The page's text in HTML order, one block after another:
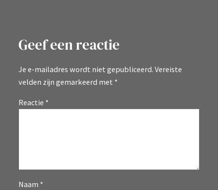
Geef een reactie
Je e-mailadres wordt niet gepubliceerd. Vereiste
velden zijn gemarkeerd met *
Reactie *
Naam *